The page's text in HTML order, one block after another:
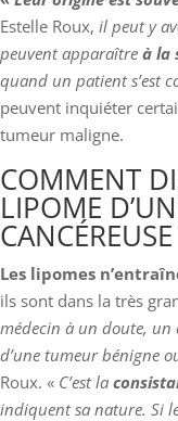
Estelle Roux, il peut y
peuvent apparaître à la
quand un patient s’est
peuvent inquiéter
tumeur maligne.
COMMENT
LIPOME
Les lipomes
ils sont dans la très
médecin à un doute, un
d’une tumeur bénigne
Roux. « C’est la
indiquent sa nature. Si